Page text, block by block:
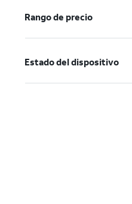
Rango de precio
Estado del dispositivo